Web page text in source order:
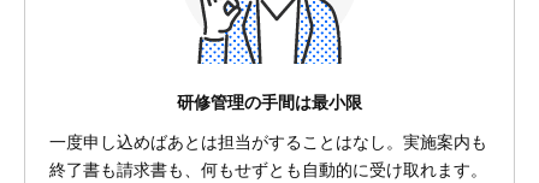
研修管理の手間は最小限
一度申し込めばあとは担当がすることはなし。実施案内も
終了書も請求書も、何もせずとも自動的に受け取れます。